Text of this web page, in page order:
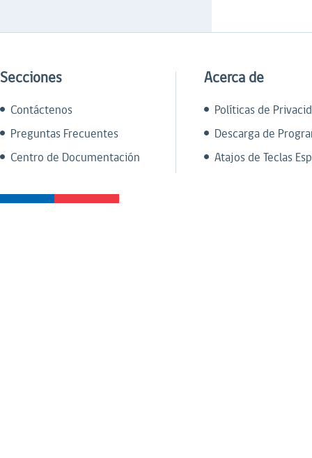
Secciones
Contáctenos
Preguntas Frecuentes
Centro de Documentación
Acerca de
Políticas de
Descarga de
Atajos de Teclas